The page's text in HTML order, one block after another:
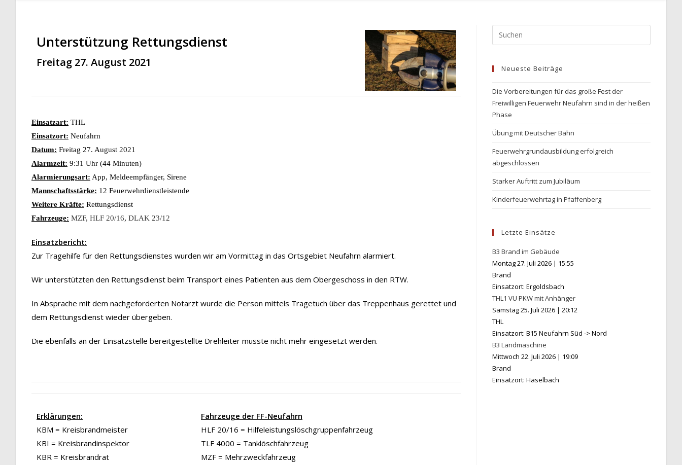
Unterstützung Rettungsdienst
Freitag 27. August 2021
Einsatzart: THL
Einsatzort: Neufahrn
Datum: Freitag 27. August 2021
Alarmzeit: 9:31 Uhr (44 Minuten)
Alarmierungsart: App, Meldeempfänger, Sirene
Mannschaftsstärke: 12 Feuerwehrdienstleistende
Weitere Kräfte: Rettungsdienst
Fahrzeuge: MZF, HLF 20/16, DLAK 23/12
Einsatzbericht:
Zur Tragehilfe für den Rettungsdienstes wurden wir am Vormittag in das Ortsgebiet Neufahrn alarmiert.
Wir unterstützten den Rettungsdienst beim Transport eines Patienten aus dem Obergeschoss in den RTW.
In Absprache mit dem nachgeforderten Notarzt wurde die Person mittels Tragetuch über das Treppenhaus gerettet und
dem Rettungsdienst wieder übergeben.
Die ebenfalls an der Einsatzstelle bereitgestellte Drehleiter musste nicht mehr eingesetzt werden.
Erklärungen:
KBM = Kreisbrandmeister
KBI = Kreisbrandinspektor
KBR = Kreisbrandrat
Fahrzeuge der FF-Neufahrn
HLF 20/16 = Hilfeleistungslöschgruppenfahrzeug
TLF 4000 = Tanklöschfahrzeug
MZF = Mehrzweckfahrzeug
Escape
Neueste Beiträge
Die Vorbereitungen für das große Fest der
Freiwilligen Feuerwehr Neufahrn sind in der heißen
Phase
Übung mit Deutscher Bahn
Feuerwehrgrundausbildung erfolgreich
abgeschlossen
Starker Auftritt zum Jubiläum
Kinderfeuerwehrtag in Pfaffenberg
Letzte Einsätze
B3 Brand im Gebäude
Montag 27. Juli 2026 | 15:55
Brand
Einsatzort: Ergoldsbach
THL1 VU PKW mit Anhänger
Samstag 25. Juli 2026 |20:12
THL
Einsatzort: B15 Neufahrn Süd -> Nord
B3 Landmaschine
Mittwoch 22. Juli 2026 | 19:09
Brand
Einsatzort: Haselbach